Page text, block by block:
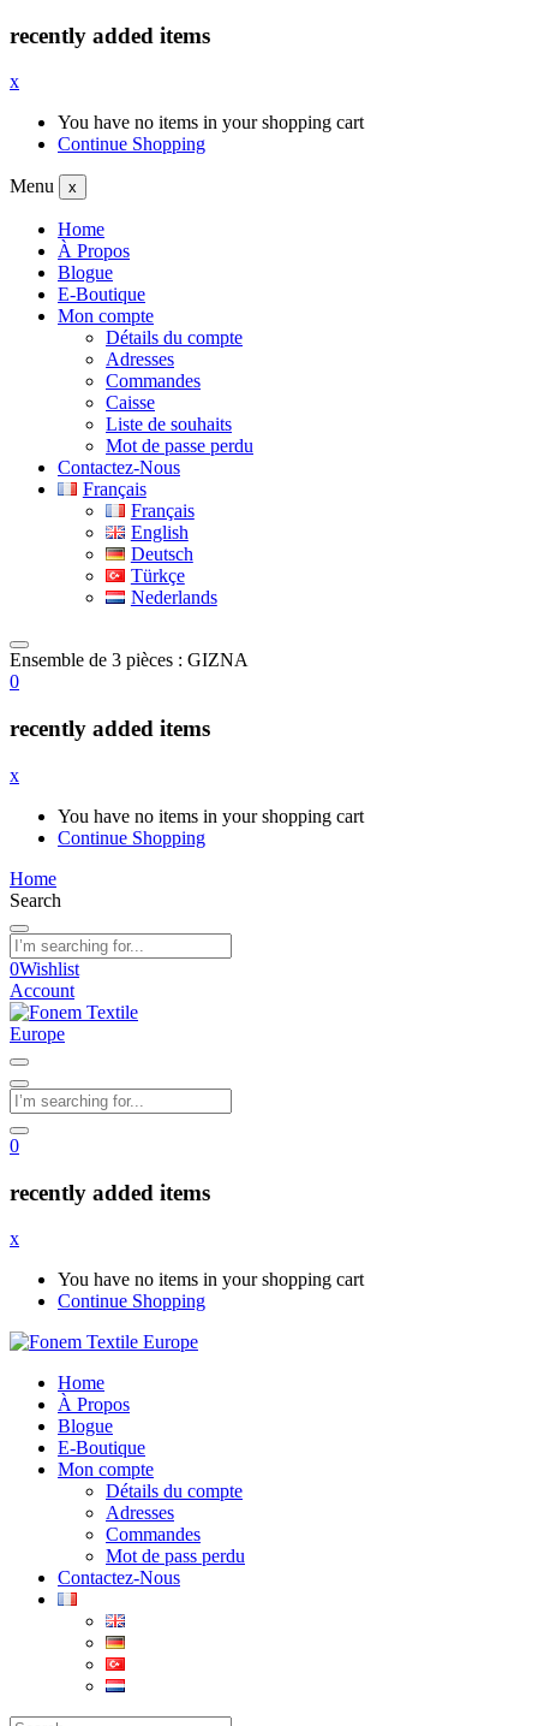
recently added items
x
You have no items in your shopping cart
Continue Shopping
Menu x
Home
À Propos
Blogue
E-Boutique
Mon compte
Détails du compte
Adresses
Commandes
Caisse
Liste de souhaits
Mot de passe perdu
Contactez-Nous
Français
Français
English
Deutsch
Türkçe
Nederlands
Ensemble de 3 pièces : GIZNA
0
recently added items
x
You have no items in your shopping cart
Continue Shopping
Home
Search
0Wishlist
Account
0
recently added items
x
You have no items in your shopping cart
Continue Shopping
Home
À Propos
Blogue
E-Boutique
Mon compte
Détails du compte
Adresses
Commandes
Mot de pass perdu
Contactez-Nous